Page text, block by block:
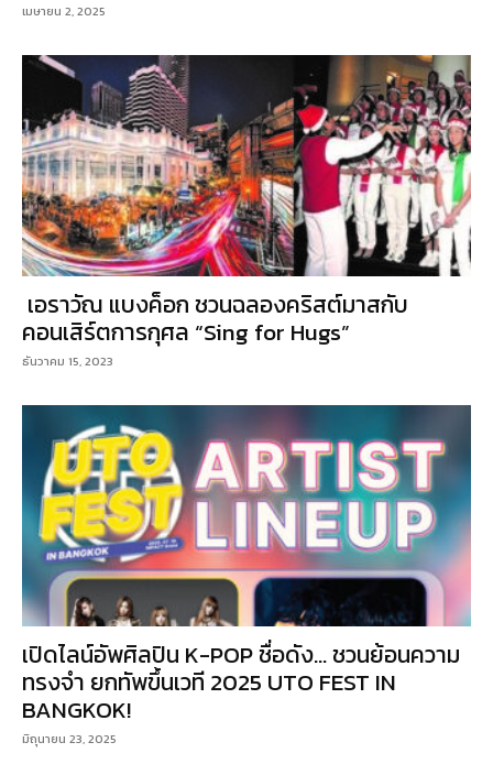
เมษายน 2, 2025
เอราวัณ แบงค็อก ชวนฉลองคริสต์มาสกับ
คอนเสิร์ตการกุศล “Sing for Hugs”
ธันวาคม 15, 2023
เปิดไลน์อัพศิลปิน K-POP ชื่อดัง… ชวนย้อนความ
ทรงจำ ยกทัพขึ้นเวที 2025 UTO FEST IN
BANGKOK!
มิถุนายน 23, 2025